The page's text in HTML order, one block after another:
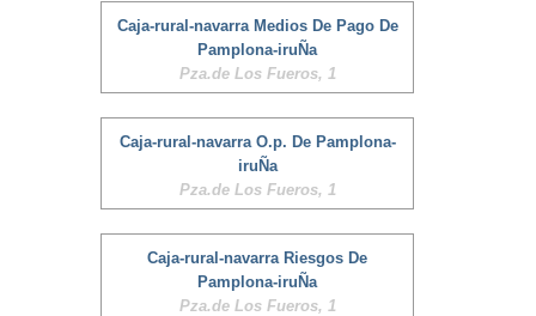
Caja-rural-navarra Medios De Pago De
Pamplona-iruÑa
Pza.de Los Fueros, 1
Caja-rural-navarra O.p. De Pamplona-
iruÑa
Pza.de Los Fueros, 1
Caja-rural-navarra Riesgos De
Pamplona-iruÑa
Pza.de Los Fueros, 1